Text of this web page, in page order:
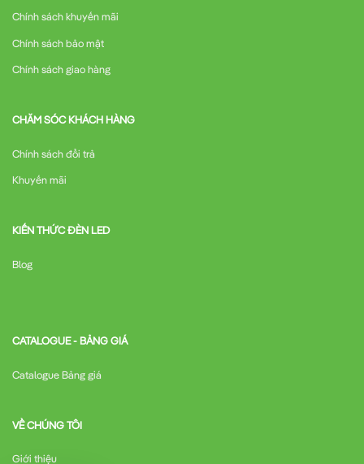
Chính sách khuyến mãi
Chính sách bảo mật
Chính sách giao hàng
CHĂM SÓC KHÁCH HÀNG
Chính sách đổi trả
Khuyến mãi
KIẾN THỨC ĐÈN LED
Blog
CATALOGUE - BẢNG GIÁ
Catalogue Bảng giá
VỀ CHÚNG TÔI
Giới thiệu